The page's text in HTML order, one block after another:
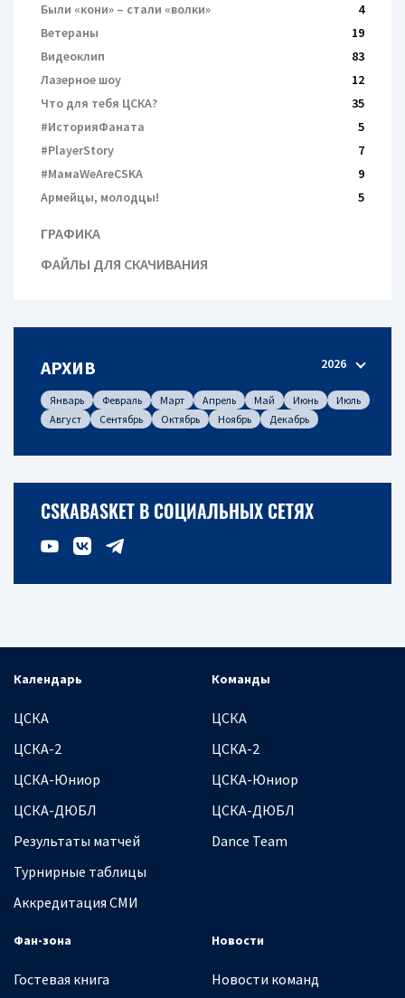
Были «кони» – cтали «волки»
4
Ветераны
19
Видеоклип
83
Лазерное шоу
12
Что для тебя ЦСКА?
35
#ИсторияФаната
5
#PlayerStory
7
#МамаWeAreCSKA
9
Армейцы, молодцы!
5
ГРАФИКА
ФАЙЛЫ ДЛЯ СКАЧИВАНИЯ
АРХИВ 2026
Январь Февраль Март Апрель Май Июнь
Июль
Август
Сентябрь Октябрь Ноябрь Декабрь
CSKABASKET В СОЦИАЛЬНЫХ СЕТЯХ
Календарь
ЦСКА
ЦСКА-2
ЦСКА-Юниор
ЦСКА-ДЮБЛ
Результаты матчей
Турнирные таблицы
Аккредитация СМИ
Команды
ЦСКА
ЦСКА-2
ЦСКА-Юниор
ЦСКА-ДЮБЛ
Dance Team
Фан-зона
Гостевая книга
Новости
Новости команд